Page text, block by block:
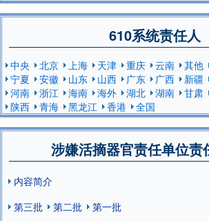
610系统责任人
中央 北京 上海 天津 重庆 云南 其他
宁夏
安徽 山东 山西 广东 广西 新疆
河南
浙江 海南 海外 湖北 湖南 甘肃
陕西
青海 黑龙江 香港 全国
涉嫌活摘器官责任单位责
内容简介
第三批
第二批 第一批